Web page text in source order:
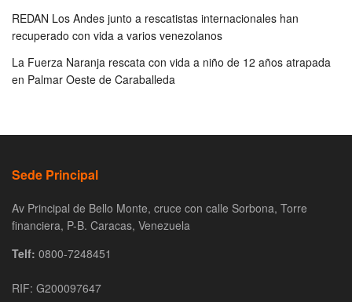
REDAN Los Andes junto a rescatistas internacionales han
recuperado con vida a varios venezolanos
La Fuerza Naranja rescata con vida a niño de 12 años atrapada
en Palmar Oeste de Caraballeda
Sede Principal
Av Principal de Bello Monte, cruce con calle Sorbona, Torre
financiera, P-B. Caracas, Venezuela
Telf: 0800-7248451
RIF: G200097647